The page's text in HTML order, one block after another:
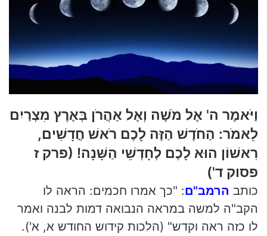
וַיֹּאמֶר ה' אֶל מֹשֶׁה וְאֶל אַהֲרֹן בְּאֶרֶץ מִצְרַיִם
לֵאמֹר: הַחֹדֶשׁ הַזֶּה לָכֶם רֹאשׁ חֳדָשִׁים,
רִאשׁוֹן הוּא לָכֶם לְחָדְשֵׁי הַשָּׁנָה! (פרק ז
פסוק ד')
כותב הרמב"ם: "כך אמרו חכמים: הראה לו
הקב"ה למשה במראה הנבואה דמות לבנה ואמר
לו כזה ראה וקדש" (הלכות קידוש החודש א, א').